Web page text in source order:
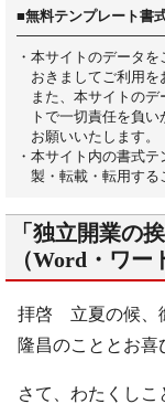
■無料テンプレート書
・本サイトのデータ
おきましてご利用を
また、本サイトの
トで一切責任を負
お願いいたします。
・本サイト内の書式
製・転載・転用する
「独立開業の
（Word・ワ
拝啓 立夏の候、
隆昌のこととお喜
さて、わたくし